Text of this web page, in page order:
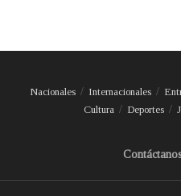
Nacionales Internacionales
Cultura
Deportes